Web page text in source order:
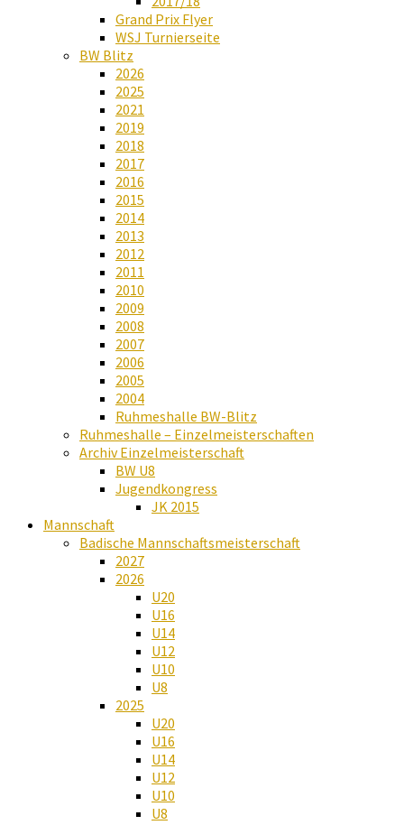
Grand Prix Flyer
WSJ Turnierseite
BW Blitz
2026
2025
2021
2019
2018
2017
2016
2015
2014
2013
2012
2011
2010
2009
2008
2007
2006
2005
2004
Ruhmeshalle BW-Blitz
Ruhmeshalle – Einzelmeisterschaften
Archiv Einzelmeisterschaft
BW U8
Jugendkongress
JK 2015
Mannschaft
Badische Mannschaftsmeisterschaft
2027
2026
U20
U16
U14
U12
U10
U8
2025
U20
U16
U14
U12
U10
U8